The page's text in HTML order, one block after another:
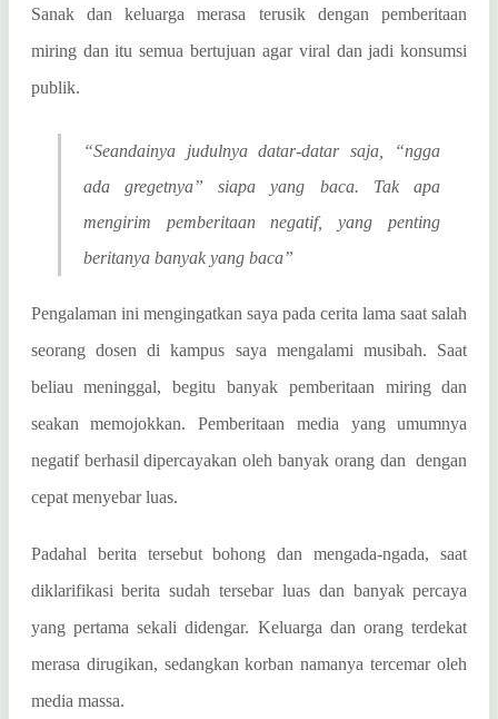
Sanak dan keluarga merasa terusik dengan pemberitaan
miring dan itu semua bertujuan agar viral dan jadi konsumsi
publik.
“Seandainya judulnya datar-datar saja, “ngga
ada gregetnya” siapa yang baca. Tak apa
mengirim pemberitaan negatif, yang penting
beritanya banyak yang baca”
Pengalaman ini mengingatkan saya pada cerita lama saat salah
seorang dosen di kampus saya mengalami musibah. Saat
beliau meninggal, begitu banyak pemberitaan miring dan
seakan memojokkan. Pemberitaan media yang umumnya
negatif berhasil dipercayakan oleh banyak orang dan dengan
cepat menyebar luas.
Padahal berita tersebut bohong dan mengada-ngada, saat
diklarifikasi berita sudah tersebar luas dan banyak percaya
yang pertama sekali didengar. Keluarga dan orang terdekat
merasa dirugikan, sedangkan korban namanya tercemar oleh
media massa.